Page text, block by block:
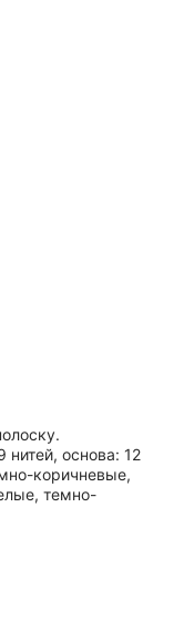
нитей, основа: 12
коричневые,
темно-